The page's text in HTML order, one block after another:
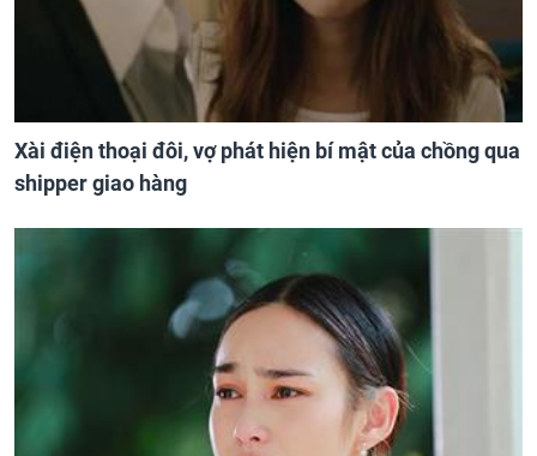
Xài điện thoại đôi, vợ phát hiện bí mật của chồng qua
shipper giao hàng